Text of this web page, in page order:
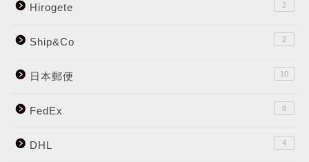
Hirogete 2
Ship&Co 2
日本郵便 10
FedEx 8
DHL 4